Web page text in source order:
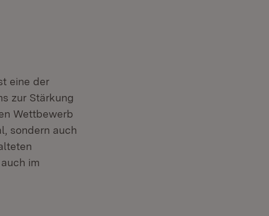
eine der
zur Stärkung
Wettbewerb
sondern auch
im